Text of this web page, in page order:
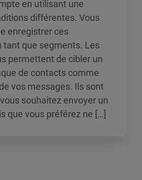
en utilisant une
différentes. Vous
enregistrer ces
tant que segments. Les
permettent de cibler un
de contacts comme
vos messages. Ils sont
souhaitez envoyer un
que vous préférez ne […]